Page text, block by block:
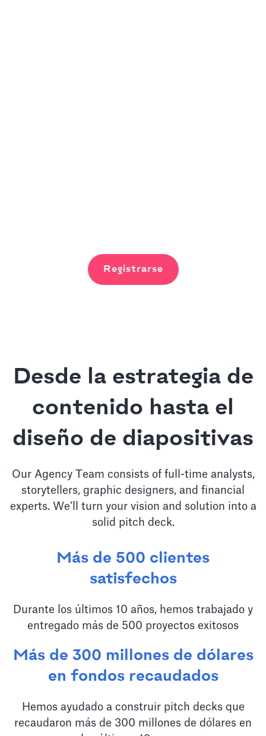
Registrarse
Desde la estrategia de
contenido hasta el
diseño de diapositivas
Our Agency Team consists of full-time analysts,
storytellers, graphic designers, and financial
experts. We’ll turn your vision and solution into a
solid pitch deck.
Más de 500 clientes
satisfechos
Durante los últimos 10 años, hemos trabajado y
entregado más de 500 proyectos exitosos
Más de 300 millones de dólares
en fondos recaudados
Hemos ayudado a construir pitch decks que
recaudaron más de 300 millones de dólares en